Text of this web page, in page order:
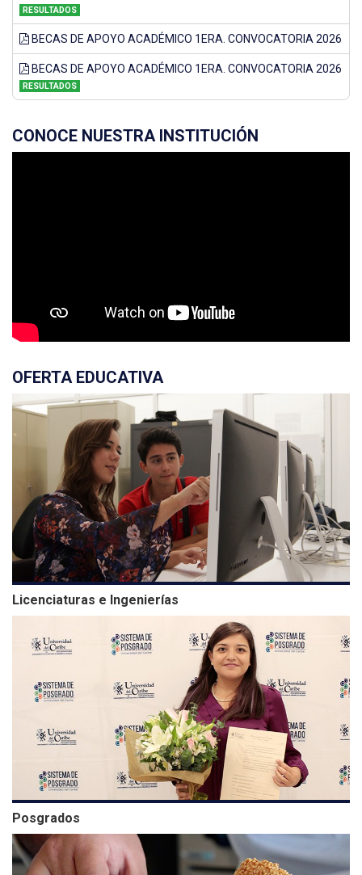
RESULTADOS
BECAS DE APOYO ACADÉMICO 1ERA. CONVOCATORIA 2026
BECAS DE APOYO ACADÉMICO 1ERA. CONVOCATORIA 2026
RESULTADOS
CONOCE NUESTRA INSTITUCIÓN
OFERTA EDUCATIVA
Licenciaturas e Ingenierías
Posgrados